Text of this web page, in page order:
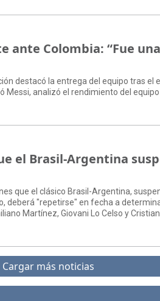
ante Colombia: “Fue
destacó la entrega del equipo tras el
Messi, analizó el rendimiento del
el Brasil-Argentina
que el clásico Brasil-Argentina,
deberá "repetirse" en fecha a
Martínez, Giovani Lo Celso y
Cargar más noticias